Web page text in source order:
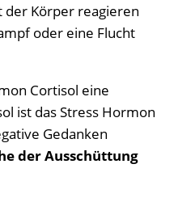
Körper reagieren
oder eine Flucht
Cortisol eine
ist das Stress Hormon
Gedanken
der Ausschüttung